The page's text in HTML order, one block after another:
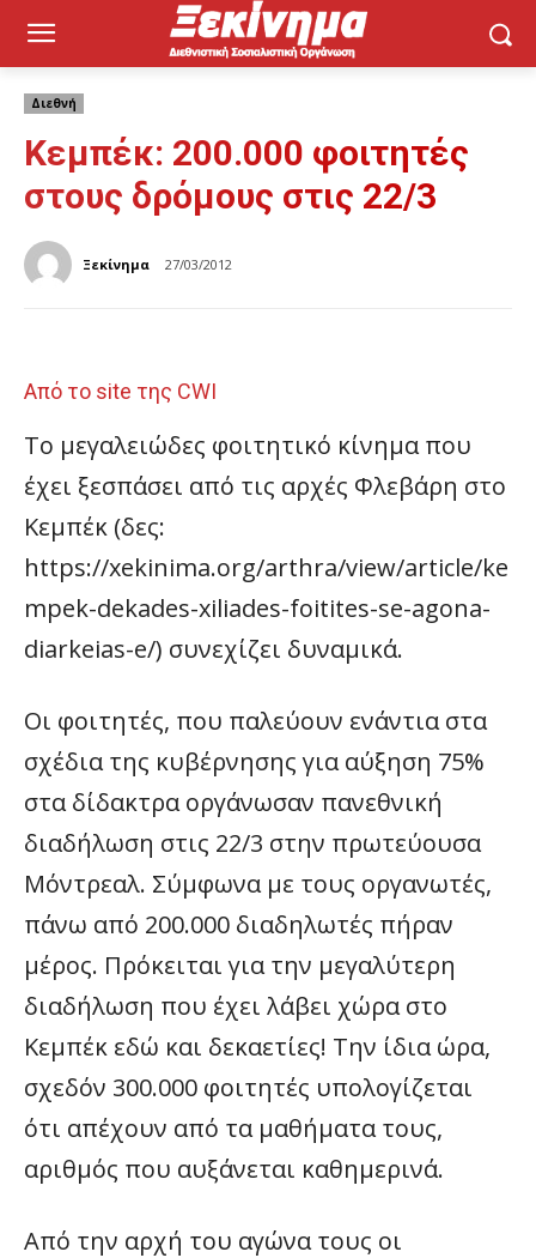
Διεθνή
Κεμπέκ: 200.000 φοιτητές
στους δρόμους στις 22/3
Ξεκίνημα 27/03/2012
Aπό το site της CWI
Το μεγαλειώδες φοιτητικό κίνημα που
έχει ξεσπάσει από τις αρχές Φλεβάρη στο
Κεμπέκ (δες:
https://xekinima.org/arthra/view/article/ke
mpek-dekades-xiliades-foitites-se-agona-
diarkeias-e/) συνεχίζει δυναμικά.
Οι φοιτητές, που παλεύουν ενάντια στα
σχέδια της κυβέρνησης για αύξηση 75%
στα δίδακτρα οργάνωσαν πανεθνική
διαδήλωση στις 22/3 στην πρωτεύουσα
Μόντρεαλ. Σύμφωνα με τους οργανωτές,
πάνω από 200.000 διαδηλωτές πήραν
μέρος. Πρόκειται για την μεγαλύτερη
διαδήλωση που έχει λάβει χώρα στο
Κεμπέκ εδώ και δεκαετίες! Την ίδια ώρα,
σχεδόν 300.000 φοιτητές υπολογίζεται
ότι απέχουν από τα μαθήματα τους,
αριθμός που αυξάνεται καθημερινά.
Από την αρχή του αγώνα τους οι